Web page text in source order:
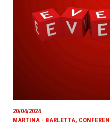
20/04/2024
MARTINA - BARLETTA,